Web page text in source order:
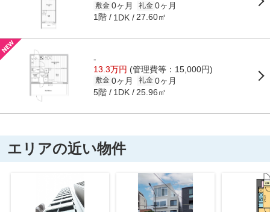
敷金 0ヶ月 礼金 0ヶ月
1階 1DK 27.60㎡
-
13.3万円 (管理費等：15,000円)
敷金 0ヶ月 礼金 0ヶ月
5階 1DK 25.96㎡
エリアの近い物件